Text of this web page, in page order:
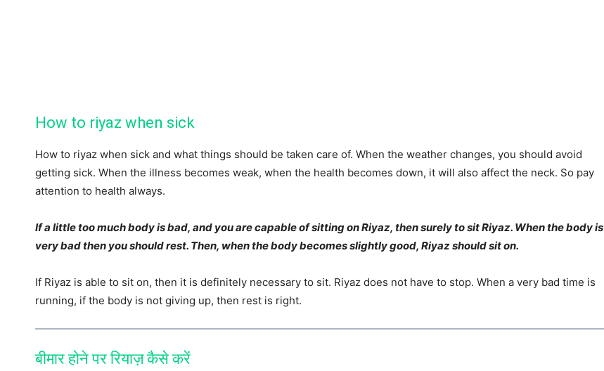
How to riyaz when sick
How to riyaz when sick and what things should be taken care of. When the weather changes, you should avoid
getting sick. When the illness becomes weak, when the health becomes down, it will also affect the neck. So pay
attention to health always.
If a little too much body is bad, and you are capable of sitting on Riyaz, then surely to sit Riyaz. When the body is
very bad then you should rest. Then, when the body becomes slightly good, Riyaz should sit on.
If Riyaz is able to sit on, then it is definitely necessary to sit. Riyaz does not have to stop. When a very bad time is
running, if the body is not giving up, then rest is right.
बीमार होने पर रियाज़ कैसे करें